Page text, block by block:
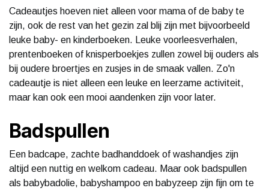
Cadeautjes hoeven niet alleen voor mama of de baby te
zijn, ook de rest van het gezin zal blij zijn met bijvoorbeeld
leuke baby- en kinderboeken. Leuke voorleesverhalen,
prentenboeken of knisperboekjes zullen zowel bij ouders als
bij oudere broertjes en zusjes in de smaak vallen. Zo'n
cadeautje is niet alleen een leuke en leerzame activiteit,
maar kan ook een mooi aandenken zijn voor later.
Badspullen
Een badcape, zachte badhanddoek of washandjes zijn
altijd een nuttig en welkom cadeau. Maar ook badspullen
als babybadolie, babyshampoo en babyzeep zijn fijn om te